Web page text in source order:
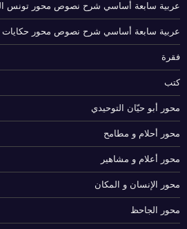
عربية سابعة أساسي شرح نصوص محور تونس
عربية سابعة أساسي شرح نصوص محور حكايات
فقرة
كتب
محور أبو حيّان التوحيدي
محور أحلام و مطامح
محور أعلام و مشاهير
محور الإنسان و المكان
محور الجاحظ